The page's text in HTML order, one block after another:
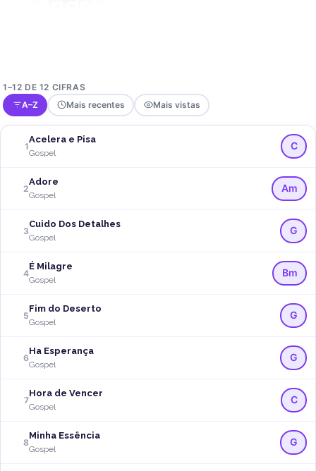
1–12 DE 12 CIFRAS
A–Z
Mais recentes Mais vistas
1
Acelera e Pisa
Gospel
C
2
Adore
Gospel
Am
3
Cuido Dos Detalhes
Gospel
G
4
É Milagre
Gospel
Bm
5
Fim do Deserto
Gospel
G
6
Ha Esperança
Gospel
G
7
Hora de Vencer
Gospel
C
8
Minha Essência
Gospel
G